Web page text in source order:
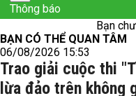
Thông báo
Bạn
BẠN CÓ THỂ QUAN TÂM
06/08/2026 15:53
Trao giải cuộc thi
lừa đảo trên không